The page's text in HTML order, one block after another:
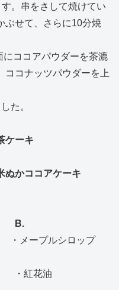
。串をさして焼けてい
ぶせて、さらに10分焼
ココアパウダーを茶漉
ココナッツパウダーを上
た。
ケーキ
ぬかココアケーキ
B.
プルシロップ
・紅花油